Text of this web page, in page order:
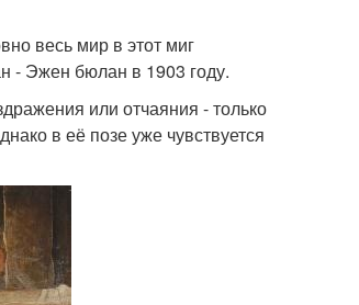
весь мир в этот миг
- Эжен бюлан в 1903 году.
или отчаяния - только
в её позе уже чувствуется